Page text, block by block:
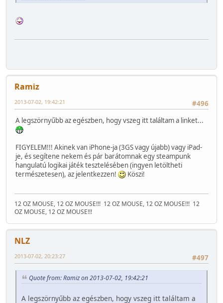
Ramiz
#496
2013-07-02, 19:42:21
A legszörnyűbb az egészben, hogy vszeg itt találtam a linket...
FIGYELEM!!! Akinek van iPhone-ja (3GS vagy újabb) vagy iPad-
je, és segítene nekem és pár barátomnak egy steampunk
hangulatú logikai játék tesztelésében (ingyen letöltheti
természetesen), az jelentkezzen!
Köszi!
12 OZ MOUSE, 12 OZ MOUSE!!! 12 OZ MOUSE, 12 OZ MOUSE!!! 12
OZ MOUSE, 12 OZ MOUSE!!!
NLZ
#497
2013-07-02, 20:23:27
Quote from: Ramiz on 2013-07-02, 19:42:21
A legszörnyűbb az egészben, hogy vszeg itt találtam a